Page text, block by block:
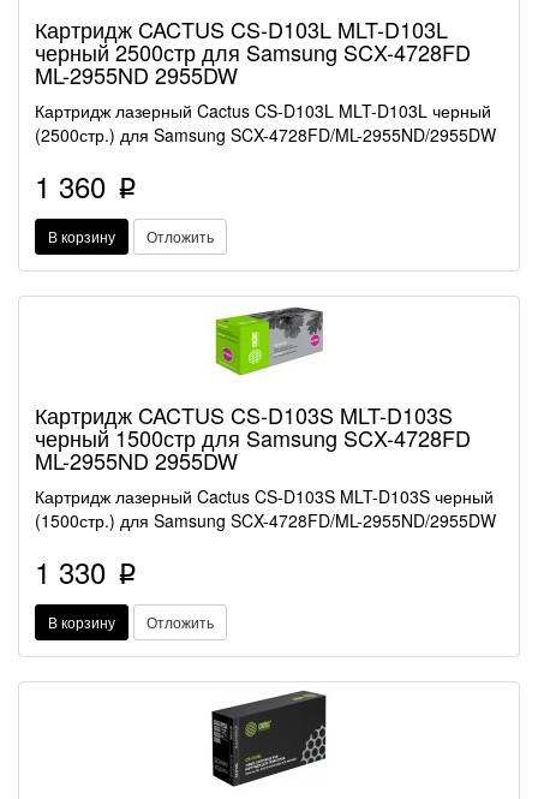
Картридж CACTUS CS-D103L MLT-D103L
черный 2500стр для Samsung SCX-4728FD
ML-2955ND 2955DW
Картридж лазерный Cactus CS-D103L MLT-D103L черный
(2500стр.) для Samsung SCX-4728FD/ML-2955ND/2955DW
1 360 p
В корзину Отложить
Картридж CACTUS CS-D103S MLT-D103S
черный 1500стр для Samsung SCX-4728FD
ML-2955ND 2955DW
Картридж лазерный Cactus CS-D103S MLT-D103S черный
(1500стр.) для Samsung SCX-4728FD/ML-2955ND/2955DW
1 330 p
В корзину Отложить